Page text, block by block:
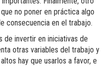
no poner en práctica algo
consecuencia en el trabajo.
de invertir en iniciativas de
otras variables del trabajo y
hay que usarlos a favor, e